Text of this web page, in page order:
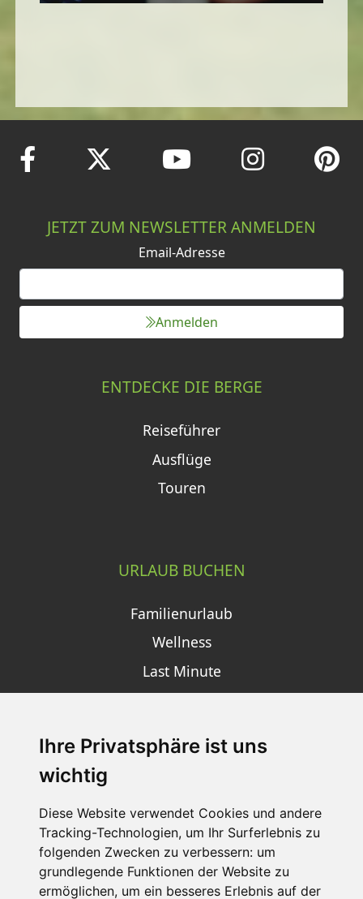
Ihre Privatsphäre ist uns
wichtig
Diese Website verwendet Cookies und andere
Tracking-Technologien, um Ihr Surferlebnis zu
folgenden Zwecken zu verbessern: um
grundlegende Funktionen der Website zu
ermöglichen, um ein besseres Erlebnis auf der
JETZT ZUM NEWSLETTER ANMELDEN
Email-Adresse
Anmelden
ENTDECKE DIE BERGE
Reiseführer
Ausflüge
Touren
URLAUB BUCHEN
Familienurlaub
Wellness
Last Minute
SCHNEEHÖHEN SKI APP
Die Schneehoehen Ski APP für iOS und Android - Ein
Muss für alle Wintersportler und Schneefreaks!